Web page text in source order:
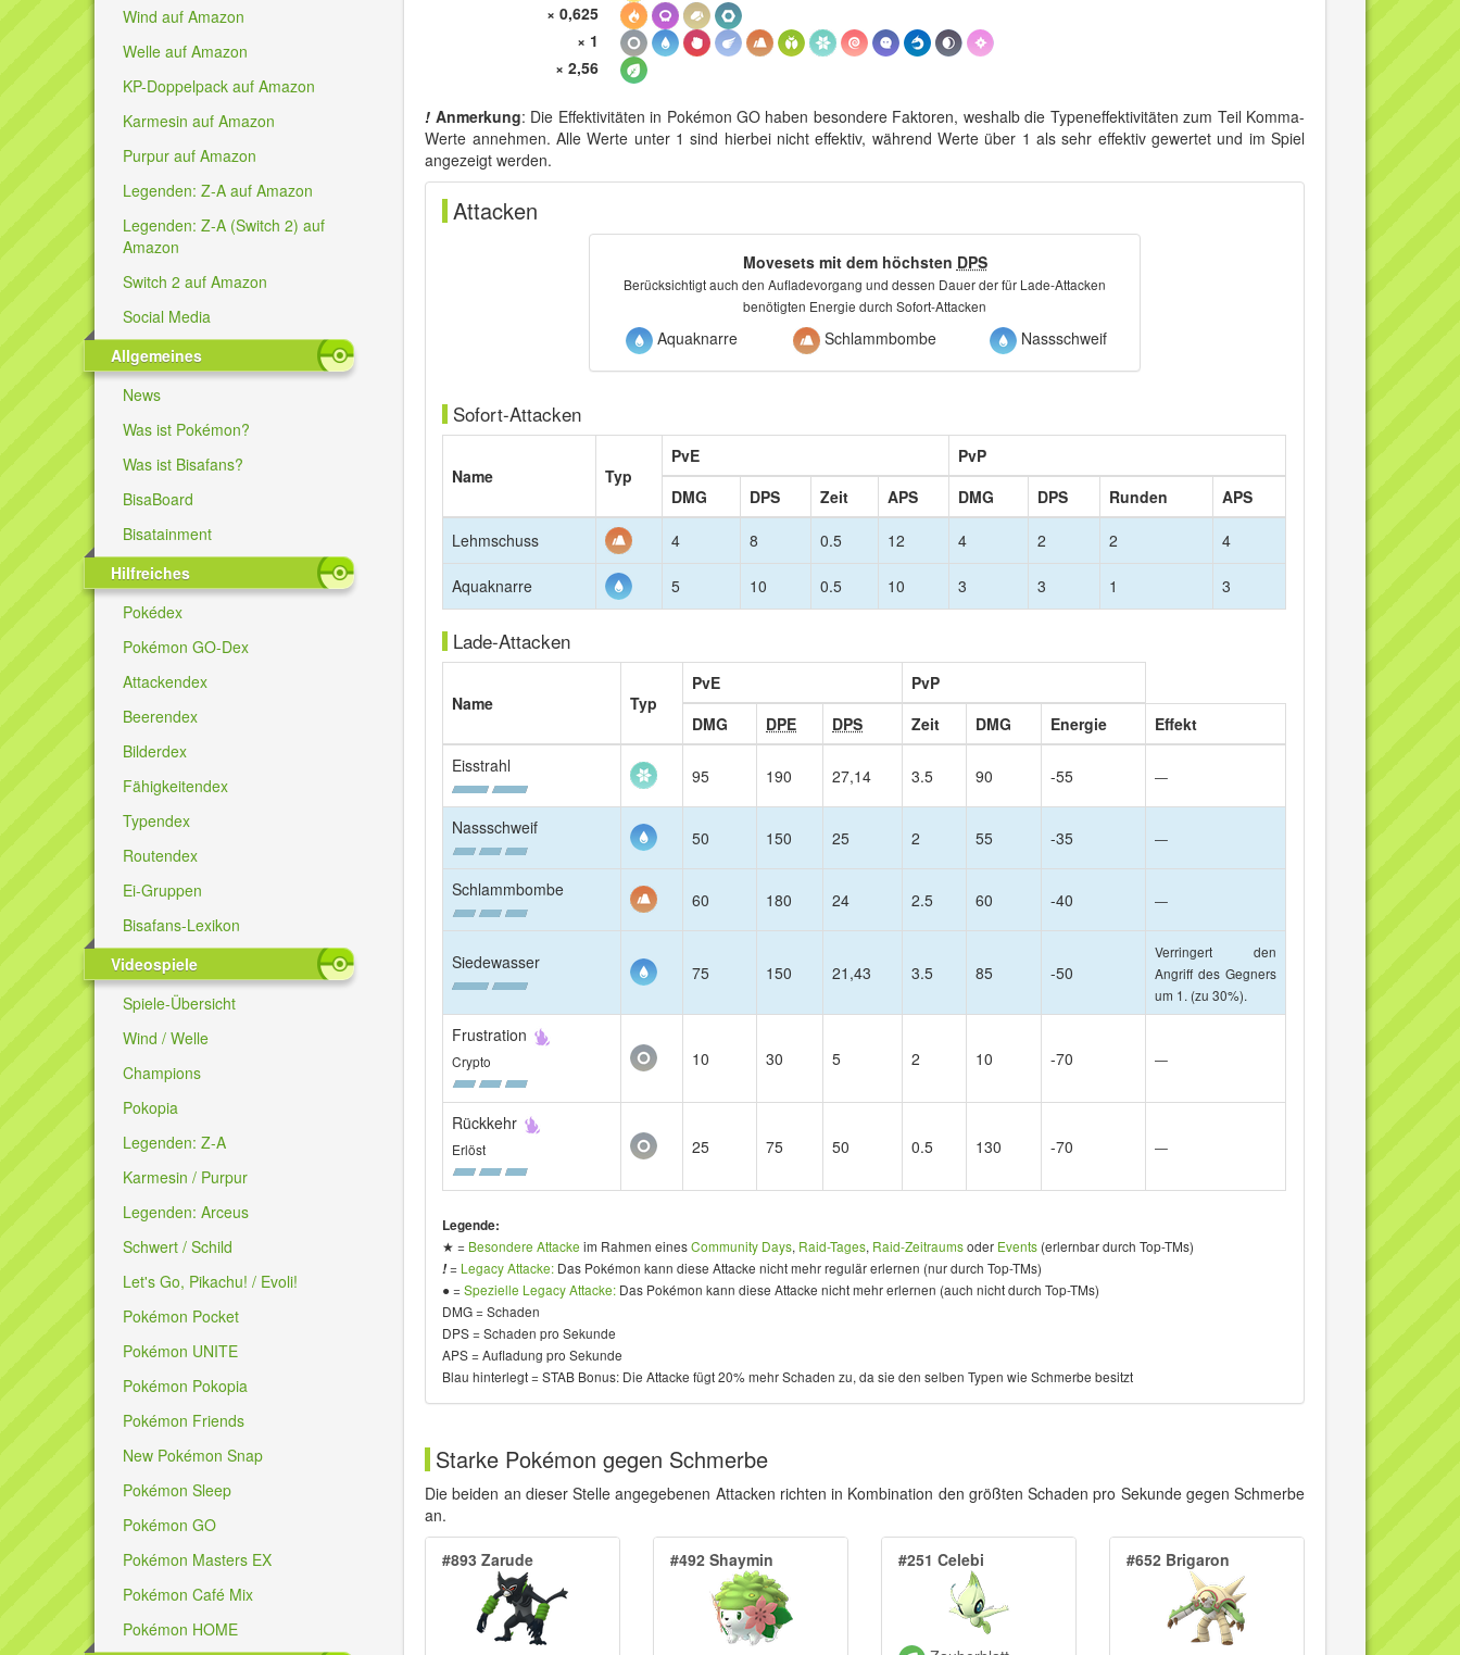
Wind auf Amazon
Welle auf Amazon
KP-Doppelpack auf Amazon
Karmesin auf Amazon
Purpur auf Amazon
Legenden: Z-A auf Amazon
Legenden: Z-A (Switch 2) auf
Amazon
Switch 2 auf Amazon
Social Media
Allgemeines
News
Was ist Pokémon?
Was ist Bisafans?
BisaBoard
Bisatainment
Hilfreiches
Pokédex
Pokémon GO-Dex
Attackendex
Beerendex
Bilderdex
Fähigkeitendex
Typendex
Routendex
Ei-Gruppen
Bisafans-Lexikon
Videospiele
Spiele-Übersicht
Wind / Welle
Champions
Pokopia
Legenden: Z-A
Karmesin / Purpur
Legenden: Arceus
Schwert / Schild
Let's Go, Pikachu! / Evoli!
Pokémon Pocket
Pokémon UNITE
Pokémon Pokopia
Pokémon Friends
New Pokémon Snap
Pokémon Sleep
Pokémon GO
Pokémon Masters EX
Pokémon Café Mix
Pokémon HOME
× 0,625
× 1
× 2,56
! Anmerkung: Die Effektivitäten in Pokémon GO haben besondere Faktoren, weshalb die Typeneffektivitäten zum Teil Komma-
Werte annehmen. Alle Werte unter 1 sind hierbei nicht effektiv, während Werte über 1 als sehr effektiv gewertet und im Spiel
angezeigt werden.
Attacken
Movesets mit dem höchsten DPS
Berücksichtigt auch den Aufladevorgang und dessen Dauer der für Lade-Attacken
benötigten Energie durch Sofort-Attacken
Aquaknarre Schlammbombe Nassschweif
Sofort-Attacken
Name Typ
PvE
PvP
DMG
DPS Zeit APS DMG DPS Runden
APS
Lehmschuss
4 8 0.5 12 4 2 2 4
Aquaknarre 5 10 0.5 10 3 3 1 3
Lade-Attacken
Name Typ
PvE
PvP
DMG
DPE DPS Zeit DMG Energie
Effekt
Eisstrahl
95 190 27,14 3.5 90 -55 —
Nassschweif 50 150 25 2 55 -35 —
Schlammbombe 60 180 24 2.5 60 -40 —
Siedewasser 75 150 21,43 3.5 85 -50
Verringert den
Angriff des Gegners
um 1. (zu 30%).
Frustration
Crypto 10 30 5 2 10 -70 —
Rückkehr
Erlöst 25 75 50 0.5 130 -70 —
Legende:
★ = Besondere Attacke im Rahmen einesCommunity Days, Raid-Tages, Raid-Zeitraumsoder Events (erlernbar durch Top-TMs)
!= Legacy Attacke: Das Pokémon kann diese Attacke nicht mehr regulär erlernen (nur durch Top-TMs)
● =Spezielle Legacy Attacke: Das Pokémon kann diese Attacke nicht mehr erlernen (auch nicht durch Top-TMs)
DMG = Schaden
DPS = Schaden pro Sekunde
APS = Aufladung pro Sekunde
Blau hinterlegt = STAB Bonus: Die Attacke fügt 20% mehr Schaden zu, da sie den selben Typen wie Schmerbe besitzt
Starke Pokémon gegen Schmerbe
Die beiden an dieser Stelle angegebenen Attacken richten in Kombination den größten Schaden pro Sekunde gegen Schmerbe
an.
#893 Zarude #492 Shaymin #251 Celebi #652 Brigaron